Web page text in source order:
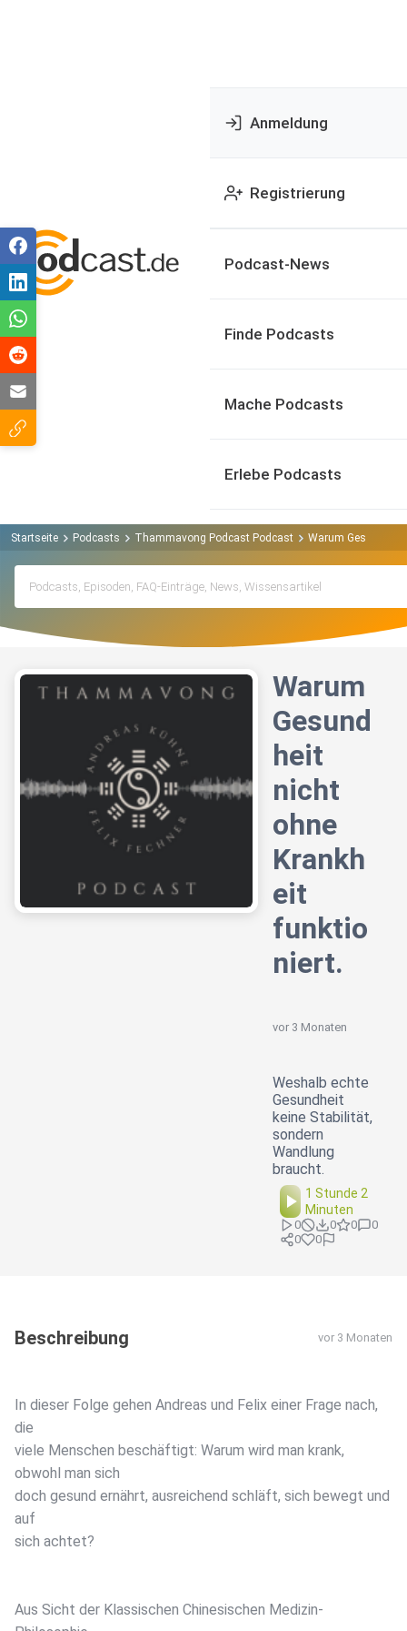
Anmeldung
Registrierung
Podcast-News
Finde Podcasts
Mache Podcasts
Erlebe Podcasts
Startseite Podcasts Thammavong Podcast Podcast Warum
Warum
Gesund
heit
nicht
ohne
Krankh
eit
funktio
niert.
vor 3 Monaten
Weshalb echte
Gesundheit
keine Stabilität,
sondern
Wandlung
braucht.
1 Stunde 2
Minuten
0 0 0
0
0
0
Beschreibung vor 3 Monaten
In dieser Folge gehen Andreas und Felix einer Frage nach,
die
viele Menschen beschäftigt: Warum wird man krank,
obwohl man sich
doch gesund ernährt, ausreichend schläft, sich bewegt und
auf
sich achtet?
Aus Sicht der Klassischen Chinesischen Medizin-